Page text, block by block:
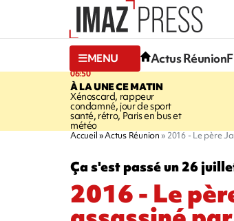
MENU Actus Réunion
06:50
À LA UNE CE MATIN
Xénoscard, rappeur
condamné, jour de sport
santé, rétro, Paris en bus et
météo
Accueil Actus Réunion 2016 - Le père
Ça s'est passé un 26
2016 - Le